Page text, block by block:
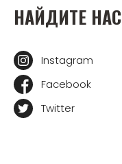
НАЙДИТЕ НАС
Instagram
Facebook
Twitter